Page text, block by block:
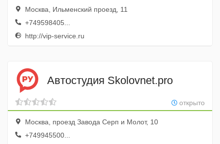
Москва, Ильменский проезд, 11
+749598405...
http://vip-service.ru
Автостудия Skolovnet.pro
открыто
Москва, проезд Завода Серп и Молот, 10
+749945500...